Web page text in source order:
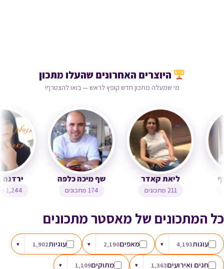
היוצרים האחרונים שהעלו מתכון
מי שמעלה מתכון חדש קופץ לראש — בואו להצטרף!
שף מיכה כלפה ליאת קאדר צופית בן יוסף
כל המתכונים של מאסטר מתכונים
עוגות4,193
▾ מאפים2,190
▾ עוגיות1,902
▾
חגים ואירועים1,363
▾ מתוקים1,109
▾